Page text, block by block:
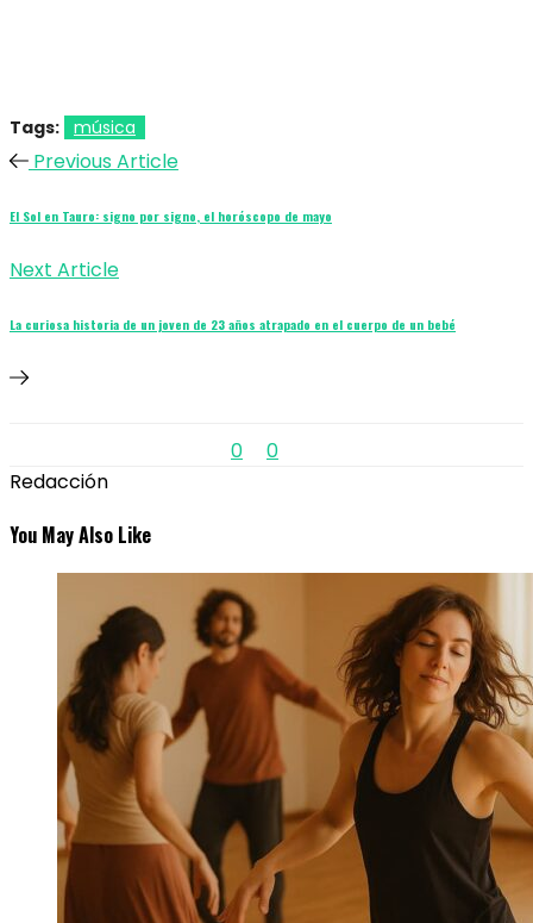
Tags: música
Previous Article
El Sol en Tauro: signo por signo, el horóscopo de mayo
Next Article
La curiosa historia de un joven de 23 años atrapado en el cuerpo de un bebé
0
0
Redacción
You May Also Like